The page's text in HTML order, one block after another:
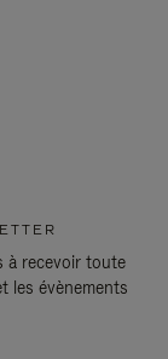
à recevoir toute
les évènements